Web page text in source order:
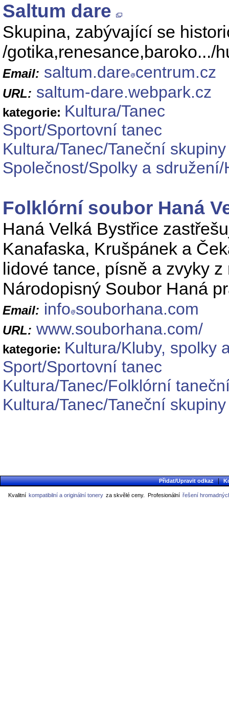
Saltum dare
Skupina, zabývající se
/gotika,renesance,baroko.../
Email: saltum.dare centrum.cz
URL: saltum-dare.webpark.cz
kategorie: Kultura/Tanec
Sport/Sportovní tanec
Kultura/Tanec/Taneční skupiny
Společnost/Spolky a
Folklórní soubor Haná
Haná Velká Bystřice
Kanafaska, Krušpánek a
lidové tance, písně a zvyky
Národopisný Soubor Haná
Email: info souborhana.com
URL: www.souborhana.com/
kategorie: Kultura/Kluby, spolky
Sport/Sportovní tanec
Kultura/Tanec/Folklórní
Kultura/Tanec/Taneční skupiny
Přidat/Upravit odkaz |
Kvalitní kompatibilní a originální tonery za skvělé ceny. Profesionální řešení